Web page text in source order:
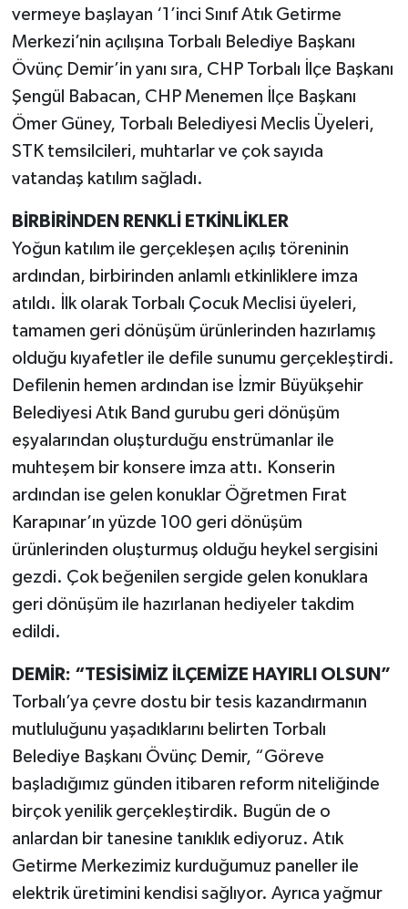
vermeye başlayan ‘1’inci Sınıf Atık Getirme
Merkezi’nin açılışına Torbalı Belediye Başkanı
Övünç Demir’in yanı sıra, CHP Torbalı İlçe Başkanı
Şengül Babacan, CHP Menemen İlçe Başkanı
Ömer Güney, Torbalı Belediyesi Meclis Üyeleri,
STK temsilcileri, muhtarlar ve çok sayıda
vatandaş katılım sağladı.
BİRBİRİNDEN RENKLİ ETKİNLİKLER
Yoğun katılım ile gerçekleşen açılış töreninin
ardından, birbirinden anlamlı etkinliklere imza
atıldı. İlk olarak Torbalı Çocuk Meclisi üyeleri,
tamamen geri dönüşüm ürünlerinden hazırlamış
olduğu kıyafetler ile defile sunumu gerçekleştirdi.
Defilenin hemen ardından ise İzmir Büyükşehir
Belediyesi Atık Band gurubu geri dönüşüm
eşyalarından oluşturduğu enstrümanlar ile
muhteşem bir konsere imza attı. Konserin
ardından ise gelen konuklar Öğretmen Fırat
Karapınar’ın yüzde 100 geri dönüşüm
ürünlerinden oluşturmuş olduğu heykel sergisini
gezdi. Çok beğenilen sergide gelen konuklara
geri dönüşüm ile hazırlanan hediyeler takdim
edildi.
DEMİR: “TESİSİMİZ İLÇEMİZE HAYIRLI OLSUN”
Torbalı’ya çevre dostu bir tesis kazandırmanın
mutluluğunu yaşadıklarını belirten Torbalı
Belediye Başkanı Övünç Demir, “Göreve
başladığımız günden itibaren reform niteliğinde
birçok yenilik gerçekleştirdik. Bugün de o
anlardan bir tanesine tanıklık ediyoruz. Atık
Getirme Merkezimiz kurduğumuz paneller ile
elektrik üretimini kendisi sağlıyor. Ayrıca yağmur